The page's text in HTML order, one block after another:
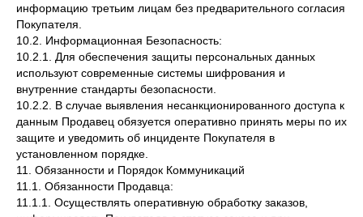
информацию третьим лицам без предварительного согласия
Покупателя.
10.2. Информационная Безопасность:
10.2.1. Для обеспечения защиты персональных данных
используют современные системы шифрования и
внутренние стандарты безопасности.
10.2.2. В случае выявления несанкционированного доступа к
данным Продавец обязуется оперативно принять меры по их
защите и уведомить об инциденте Покупателя в
установленном порядке.
11. Обязанности и Порядок Коммуникаций
11.1. Обязанности Продавца:
11.1.1. Осуществлять оперативную обработку заказов,